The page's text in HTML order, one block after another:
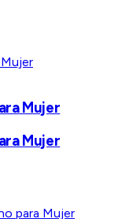
Mujer
Mujer